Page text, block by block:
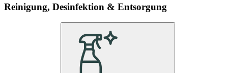
Reinigung, Desinfektion & Entsorgung